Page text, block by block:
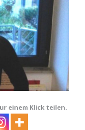
einem Klick teilen.